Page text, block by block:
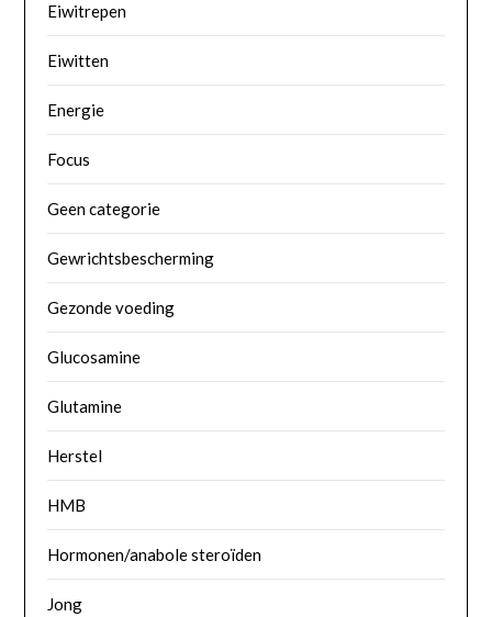
Eiwitrepen
Eiwitten
Energie
Focus
Geen categorie
Gewrichtsbescherming
Gezonde voeding
Glucosamine
Glutamine
Herstel
HMB
Hormonen/anabole steroïden
Jong